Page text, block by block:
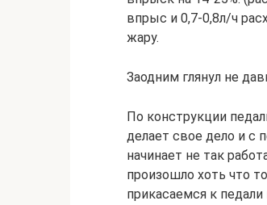
впрыс и 0,7-0,8л/ч
жару.
Заодним глянул не
По конструкции
делает свое дело и с
начинает не так
произошло хоть что
прикасаемся к